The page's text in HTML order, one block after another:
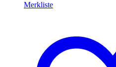
Merkliste